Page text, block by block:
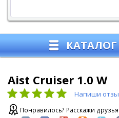
Aist Cruiser 1.0 W
Напиши
Понравилось? Расскажи